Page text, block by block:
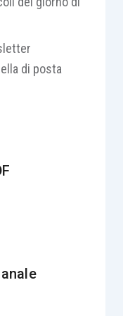
la generica
o
della
in relazione
in
Tribunale di
di posta